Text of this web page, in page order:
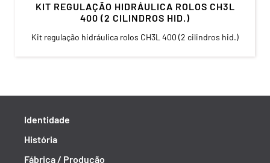
KIT REGULAÇÃO HIDRÁULICA ROLOS CH3L
400 (2 CILINDROS HID.)
Kit regulação hidráulica rolos CH3L 400 (2 cilindros hid.)
Identidade
História
Fábrica / Produção